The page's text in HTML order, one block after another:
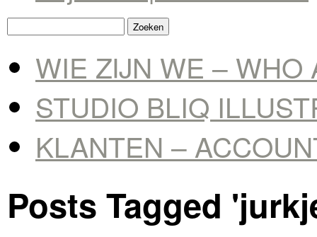
WIE ZIJN WE – WHO
STUDIO BLIQ
KLANTEN –
Posts Tagged '